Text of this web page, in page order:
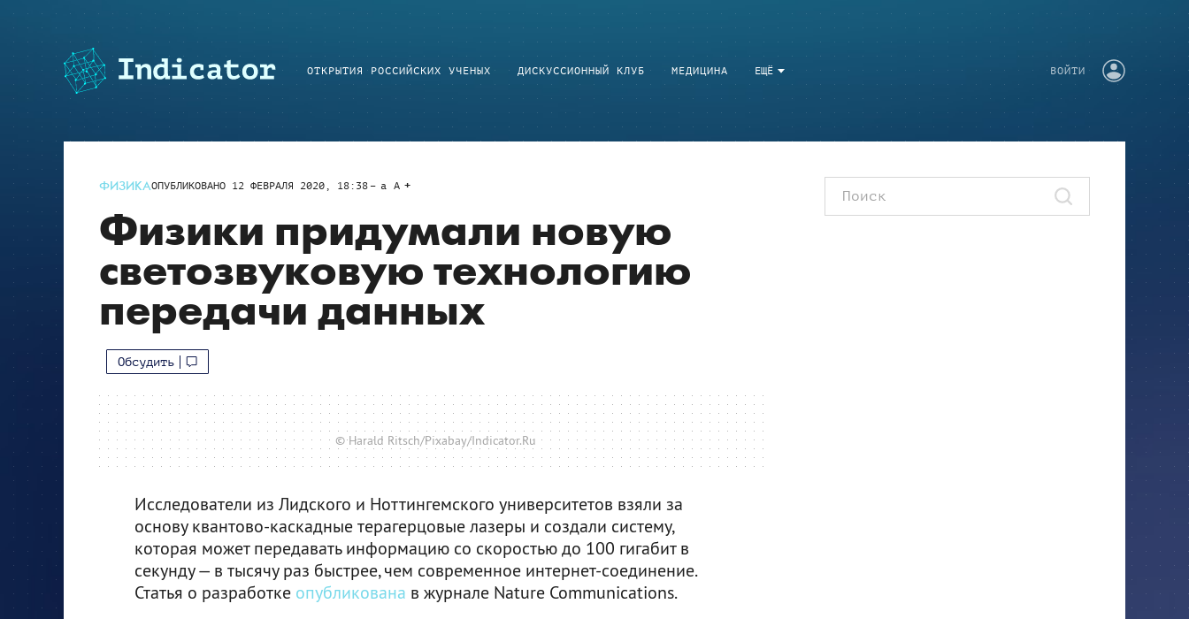
ЕЩЁ
ОТКРЫТИЯ РОССИЙСКИХ УЧЕНЫХ ДИСКУССИОННЫЙ КЛУБ МЕДИЦИНА ВОЙТИ
ФИЗИКАОПУБЛИКОВАНО 12 ФЕВРАЛЯ 2020, 18:38 a A
Физики придумали новую
светозвуковую технологию
передачи данных
Обсудить
© Harald Ritsch/Pixabay/Indicator.Ru
Исследователи из Лидского и Ноттингемского университетов взяли за
основу квантово-каскадные терагерцовые лазеры и создали систему,
которая может передавать информацию со скоростью до 100 гигабит в
секунду — в тысячу раз быстрее, чем современное интернет-соединение.
Статья о разработке опубликована в журнале Nature Communications.